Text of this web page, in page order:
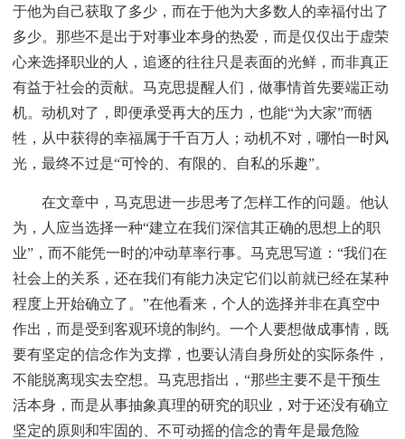
于他为自己获取了多少，而在于他为大多数人的幸福付出了
多少。那些不是出于对事业本身的热爱，而是仅仅出于虚荣
心来选择职业的人，追逐的往往只是表面的光鲜，而非真正
有益于社会的贡献。马克思提醒人们，做事情首先要端正动
机。动机对了，即便承受再大的压力，也能“为大家”而牺
牲，从中获得的幸福属于千百万人；动机不对，哪怕一时风
光，最终不过是“可怜的、有限的、自私的乐趣”。
在文章中，马克思进一步思考了怎样工作的问题。他认
为，人应当选择一种“建立在我们深信其正确的思想上的职
业”，而不能凭一时的冲动草率行事。马克思写道：“我们在
社会上的关系，还在我们有能力决定它们以前就已经在某种
程度上开始确立了。”在他看来，个人的选择并非在真空中
作出，而是受到客观环境的制约。一个人要想做成事情，既
要有坚定的信念作为支撑，也要认清自身所处的实际条件，
不能脱离现实去空想。马克思指出，“那些主要不是干预生
活本身，而是从事抽象真理的研究的职业，对于还没有确立
坚定的原则和牢固的、不可动摇的信念的青年是最危险